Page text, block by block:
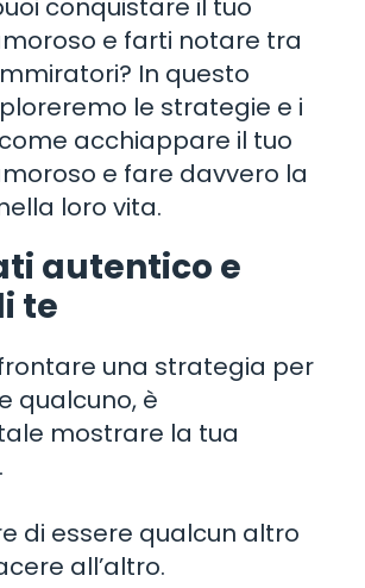
conquistare il tuo
e farti notare tra
In questo
le strategie e i
acchiappare il tuo
e fare davvero la
loro vita.
autentico e
te
una strategia per
qualcuno, è
mostrare la tua
di essere qualcun altro
all’altro.